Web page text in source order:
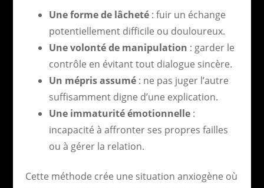
Une forme de lâcheté: fuir un échange
potentiellement difficile ou douloureux.
Une volonté de manipulation : garder le
contrôle en évitant tout dialogue sincère.
Un mépris assumé: ne pas juger l’autre
suffisamment digne d’une explication.
Une immaturité émotionnelle:
incapacité à affronter ses propres failles
ou à gérer la relation.
Cette méthode crée une situation anxiogène où